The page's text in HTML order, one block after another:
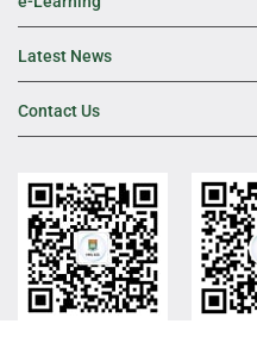
Latest News
Contact Us